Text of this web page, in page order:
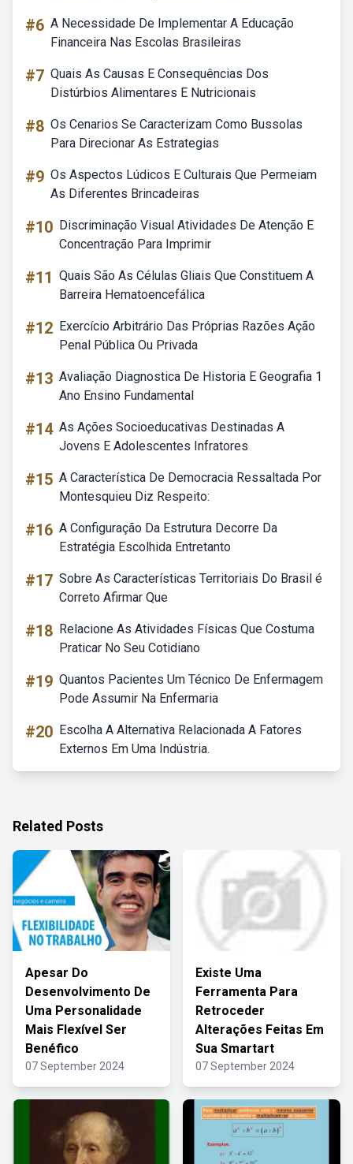
#6 A Necessidade De Implementar A Educação
Financeira Nas Escolas Brasileiras
#7 Quais As Causas E Consequências Dos
Distúrbios Alimentares E Nutricionais
#8 Os Cenarios Se Caracterizam Como Bussolas
Para Direcionar As Estrategias
#9 Os Aspectos Lúdicos E Culturais Que Permeiam
As Diferentes Brincadeiras
#10 Discriminação Visual Atividades De Atenção E
Concentração Para Imprimir
#11 Quais São As Células Gliais Que Constituem A
Barreira Hematoencefálica
#12 Exercício Arbitrário Das Próprias Razões Ação
Penal Pública Ou Privada
#13 Avaliação Diagnostica De Historia E Geografia 1
Ano Ensino Fundamental
#14 As Ações Socioeducativas Destinadas A
Jovens E Adolescentes Infratores
#15 A Característica De Democracia Ressaltada Por
Montesquieu Diz Respeito:
#16 A Configuração Da Estrutura Decorre Da
Estratégia Escolhida Entretanto
#17 Sobre As Características Territoriais Do Brasil é
Correto Afirmar Que
#18 Relacione As Atividades Físicas Que Costuma
Praticar No Seu Cotidiano
#19 Quantos Pacientes Um Técnico De Enfermagem
Pode Assumir Na Enfermaria
#20 Escolha A Alternativa Relacionada A Fatores
Externos Em Uma Indústria.
Related Posts
Apesar Do
Desenvolvimento De
Uma Personalidade
Mais Flexível Ser
Benéfico
07 September 2024
Existe Uma
Ferramenta Para
Retroceder
Alterações Feitas Em
Sua Smartart
07 September 2024